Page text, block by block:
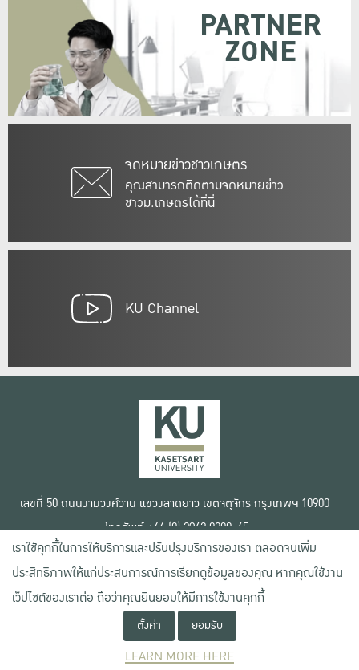
จดหมายข่าวชาวเกษตร
คุณสามารถติดตามจดหมายข่าว
ชาวม.เกษตรได้ที่นี่
PARTNER
ZONE
KU Channel
เลขที่ 50 ถนนงามวงศ์วาน แขวงลาดยาว เขตจตุจักร กรุงเทพฯ 10900
โทรศัพท์ +66 (0) 2942 8200-45
สงวนลิขสิทธิ์ © 2020 มหาวิทยาลัยเกษตรศาสตร์
เงื่อนไขการใช้งานเว็บไซต์
ข้อตกลงด้านสิทธิ์ใช้งาน
นโยบายความเป็นส่วนตัว
เราใช้คุกกี้ในการให้บริการและปรับปรุงบริการของเรา ตลอดจนเพิ่ม
ประสิทธิภาพให้แก่ประสบการณ์การเรียกดูข้อมูลของคุณ หากคุณใช้งาน
เว็ปไซต์ของเราต่อ ถือว่าคุณยินยอมให้มีการใช้งานคุกกี้
ตั้งค่า ยอมรับ
LEARN MORE HERE